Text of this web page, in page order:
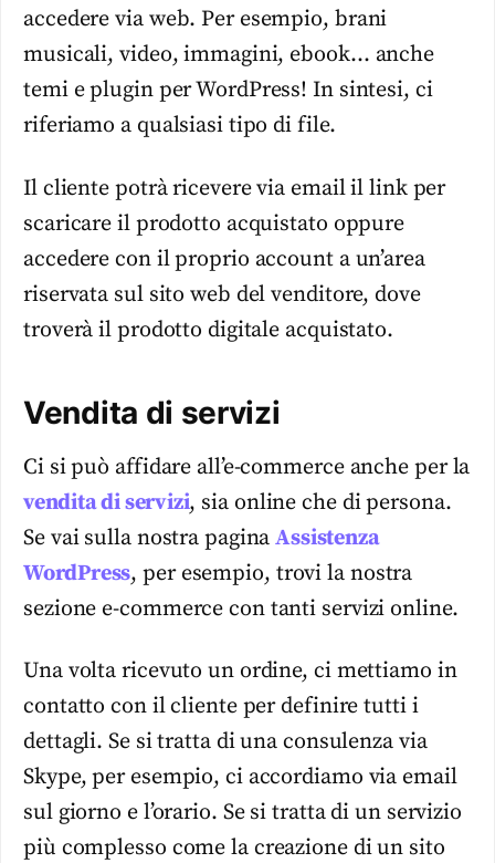
accedere via web. Per esempio, brani
musicali, video, immagini, ebook… anche
temi e plugin per WordPress! In sintesi, ci
riferiamo a qualsiasi tipo di file.
Il cliente potrà ricevere via email il link per
scaricare il prodotto acquistato oppure
accedere con il proprio account a un’area
riservata sul sito web del venditore, dove
troverà il prodotto digitale acquistato.
Vendita di servizi
Ci si può affidare all’e-commerce anche per la
vendita di servizi, sia online che di persona.
Se vai sulla nostra paginaAssistenza
WordPress, per esempio, trovi la nostra
sezione e-commerce con tanti servizi online.
Una volta ricevuto un ordine, ci mettiamo in
contatto con il cliente per definire tutti i
dettagli. Se si tratta di una consulenza via
Skype, per esempio, ci accordiamo via email
sul giorno e l’orario. Se si tratta di un servizio
più complesso come la creazione di un sito